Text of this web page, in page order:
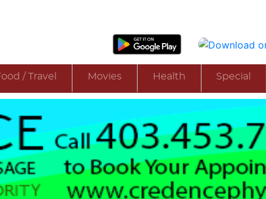
/ Travel Movies Health Special